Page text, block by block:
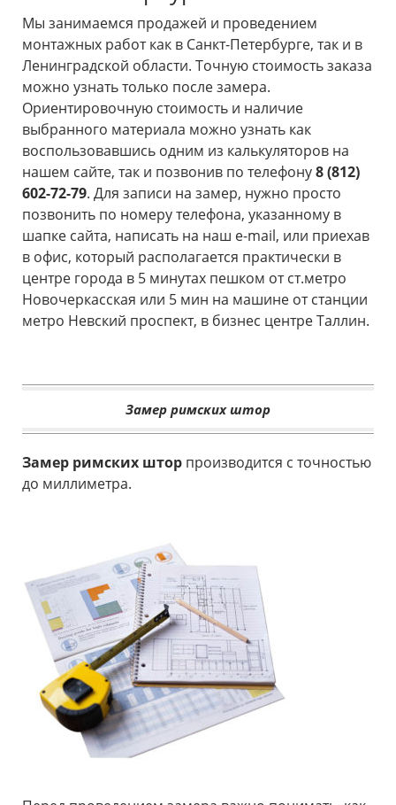
Мы занимаемся продажей и проведением
монтажных работ как в Санкт-Петербурге, так и в
Ленинградской области. Точную стоимость заказа
можно узнать только после замера.
Ориентировочную стоимость и наличие
выбранного материала можно узнать как
воспользовавшись одним из калькуляторов на
нашем сайте, так и позвонив по телефону8 (812)
602-72-79. Для записи на замер, нужно просто
позвонить по номеру телефона, указанному в
шапке сайта, написать на наш e-mail, или приехав
в офис, который располагается практически в
центре города в 5 минутах пешком от ст.метро
Новочеркасская или 5 мин на машине от станции
метро Невский проспект, в бизнес центре Таллин.
Замер римских штор
Замер римских штор производится с точностью
до миллиметра.